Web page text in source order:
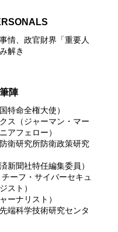
情、政官財界「重要人
解き
陣
特命全権大使）
ス（ジャーマン・マー
アフェロー）
衛研究所防衛政策研究
新聞社特任編集委員）
ーフ・サイバーセキュ
スト）
ーナリスト）
端科学技術研究センタ